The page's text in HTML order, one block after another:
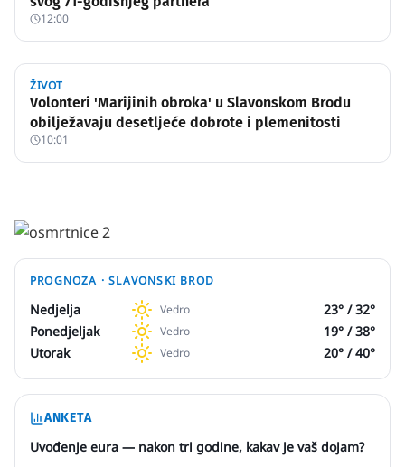
12:00
ŽIVOT
Volonteri 'Marijinih obroka' u Slavonskom Brodu
obilježavaju desetljeće dobrote i plemenitosti
10:01
PROGNOZA ·SLAVONSKI BROD
Nedjelja Vedro 23° /32°
Ponedjeljak
Vedro 19° /38°
Utorak
Vedro 20° /40°
ANKETA
Uvođenje eura — nakon tri godine, kakav je vaš dojam?